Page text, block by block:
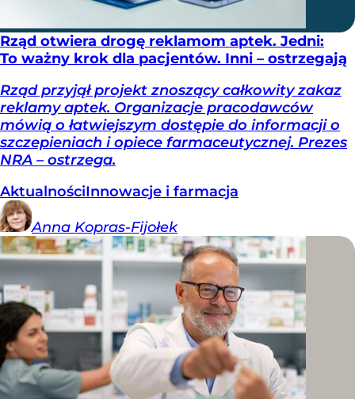
Rząd otwiera drogę reklamom aptek. Jedni:
To ważny krok dla pacjentów. Inni – ostrzegają
Rząd przyjął projekt znoszący całkowity zakaz
reklamy aptek. Organizacje pracodawców
mówią o łatwiejszym dostępie do informacji o
szczepieniach i opiece farmaceutycznej. Prezes
NRA – ostrzega.
AktualnościInnowacje i farmacja
Anna Kopras-Fijołek